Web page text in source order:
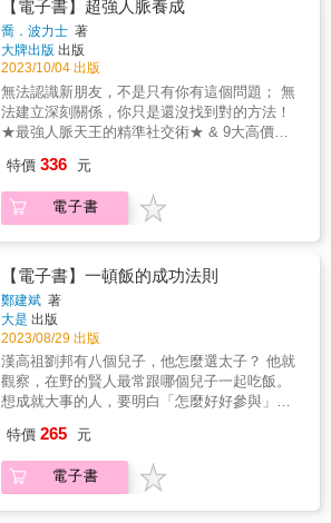
我提升、親密關係等內容，其中對生活中一些
常見的困擾做出解答： 如何高情商的麻煩別
人？ 如何擁有被討厭的勇氣？ 如何表達出自己
的不滿？ 如何戰勝社交焦慮，克服對陌生人的
恐懼？ 如何擁有共情能力，做到移情溝通？ 如
何有效打造個人品牌？ 如何保持一段長久的親
密關係？ 如何用儀式感拯救無趣生活？ 如何在
如何找到自己的生存方式？
&hellip;&hellip;&hellip;&hellip; 我小的時候就能
敏感地感知到別人的語言、動作、表情、語氣
中表達的內在含義，這並不是一件值得炫耀的
事情，共情能力太強，讓我一度陷入痛苦之
中，我具備敏感型人格的所有缺點：玻璃心、
內向、不敢表達、內心複雜、多愁善感
&hellip;&hellip;，由於能夠感知到別人的痛苦，
我生怕因為自己的原因，給別人造成困擾。 就
如太宰治所說：「太敏感的人會體諒他人的痛
苦，自然就無法輕易做到坦率，所謂的坦率，
其實就是暴力。」 我曾以為，我的一生都將因
為性格的缺失，陷入這幫人無法理解的糾結之
中，但我不甘，這樣的生活過於沉重，於是我
反思和質疑，我發現這種性格不完全是一種缺
陷，反而是一種能力：感知與體驗。 我知道性
格難以改變，於是我盡量剔除性格中讓人厭惡
路，更不會像傳統人際交往類書籍一般，教你
如何察言觀色、圓滑處世、討好主管、人際厚
黑學等老一輩已經被時代淘汰的觀點。 21世紀
的人際關係，應當建立在平等自由之上，這本
書探討新時代人與人相處的模式，轉變固有思
維，尊重每一種性格人群的自我選擇，突出人
的個性與精準心理需求，人際交往的模式不應
該是一成不變的，一個社會愈發達，就愈能顧
識通俗易懂地融入現實生活中去，這不是一本
專業的心理學書籍，而是一本人人都能讀懂的
人際交往手冊。本書由富蘭克林的事蹟引出，
除此之外，還包含了人際交往、認知升級、自
我提升、親密關係等內容，其中對生活中一些
常見的困擾做出解答： 如何高情商的麻煩別
人？ 如何擁有被討厭的勇氣？ 如何表達出自己
的不滿？ 如何戰勝社交焦慮，克服對陌生人的
恐懼？ 如何擁有共情能力，做到移情溝通？ 如
何有效打造個人品牌？ 如何保持一段長久的親
生活中瞭解一個人的人品？ 內向、高敏感人格
如何找到自己的生存方式？
&hellip;&hellip;&hellip;&hellip; 我小的時候就能
情境，有些人永遠築起一道高牆，有時候無論
你如何配合、退讓，好像不管怎麼做都沒用
時，該怎麼辦？ 當情況陷入僵局、問題似乎不
可解時，「最佳結果法」提供我們重新思考、
洞察心理、評估選項、掙脫衝突的方法。本書
作者珍妮佛・高曼－威茲勒博士在哈佛法學院
的談判學程接受訓練，二十多年來輔導《財
的執行長與高階主管團隊，曾經協助中東領袖
推動草根運動、執行美國政府贊助的恐怖主義
研究，並於哥倫比亞大學開設廣受歡迎的課
衝突。 全書分享高曼－威茲勒博士的客戶、學
生與她本人引人入勝的故事和經典範例，我們
將學到如何觀察複雜情勢、抽絲剝繭，找出理
想價值觀與陰影價值觀（你非常在意但不願坦
承的事），大膽採取簡單又出乎意料的行動。
本書融合正念、榮格心理學，以及循序漸進的
實用建議，幫助你從似乎無解的衝突中獲得解
脫，真正感受到自由。運用這8項練習，你將能
夠不再輕易被情緒綁架，釐清情勢、正視現
出你的最佳結果。這有可能和你原先想的非常
不一樣，但是為你帶來更大的滿足感，你先前
從來未曾預期。 ＊書中包含延伸練習表格可下
的信任和安全感，還有我們完成工作的能力，
甚至會讓我們質疑自己的天分、能力和理智。
與其被迫接受對方的惡行，不如嘗試了解，為
什麼這些同事會用有問題的方式行事，以及我
們可以用什麼策略應對。 本書作者將列出8種
職場惡人指標，引導你了解這些人的攻擊行
為，並給予你足以防禦的適當指引。讓你能緩
和工作上的衝突，避開負面的人際關係，將寶
．缺乏安全感主管：要求所有細節都要得到他
的批准，卻朝令夕改。 ．狂抱怨的負面黑洞：
隨時抱怨公司的任何政策，還沒開始就已經看
衰。 ．永遠不會順利的受害者：自怨自艾，認
為大家針對他，卻什麼責任都不想承擔。 ．被
動攻擊型同僚：故意擺臉色、言語諷刺，明顯
有意見卻不願意給建議。 ．自以為是的小聰
明：認為自己最懂，這些我都知道，發表大家
都知道的新知，卻自認貢獻滿滿。 ．惡婆婆型
的施虐者：認為加班、放棄休假根本沒什麼，
我都是這樣苦過來的。 ．隱晦的偏見者：你怎
麼會這麼敏感呢？我只是在開玩笑。 ．政治操
弄者：假意關心團隊成員，卻只想拉攏對自己
有利的小圈圈，並總爭功諉過，認為自己是團
隊核心。 了解這些行為背後的原因，並同時釐
【電子書】超強人脈養成
喬．波力士 著
大牌出版 出版
2023/10/04 出版
無法認識新朋友，不是只有你有這個問題； 無
法建立深刻關係，你只是還沒找到對的方法！
★最強人脈天王的精準社交術★ & 9大高價值
指南 提高存在感，提升自我價值，好聊不冷場
&hellip;&hellip; 任何人際煩惱，一次解決！ &
他從害羞、內向、沒有自信&hellip;&hellip; 到
大師喬‧波力士 專為社交苦手而寫的人脈養成
學！ & 因為他領悟到： 人生與事業要成功，祕
訣就是要學會與他人搭上線，並建立關係， 但
多數人都不知道如何做！ & 本書彙整作者多年
來的實戰經驗， 從心態、技法到實作， 整理來
自各大產業、超過30位一流人才的連結心法，
給你可複製的法則，學會與強者接軌， 經營真
人脈，讓你的人脈力再進化！ & ＼技巧全解讀
／ 輕鬆開啟「好人緣開關」X打造「可獲利的
上且用得動的朋友？ 運用7個問題、14個方
法，建立真正有效、互惠的人際關係！ ◆如何
提升個人價值，成為推動彼此成長的「正能量
特價 336 元
電子書
【電子書】一頓飯的成功法則
鄭建斌 著
大是 出版
2023/08/29 出版
漢高祖劉邦有八個兒子，他怎麼選太子？ 他就
觀察，在野的賢人最常跟哪個兒子一起吃飯。
想成就大事的人，要明白「怎麼好好參與」飯
的事情變正面，收穫滿滿。 聚會，是建立「人
情」最重要的關鍵。而成就好事的飯局，該怎
麼吃？ 如何讓重要的人記住你？越是敵人越要
特價 265 元
電子書